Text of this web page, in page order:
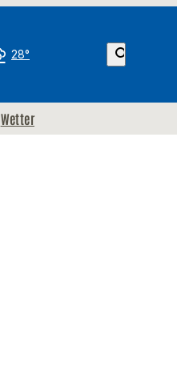
28° search
Wetter